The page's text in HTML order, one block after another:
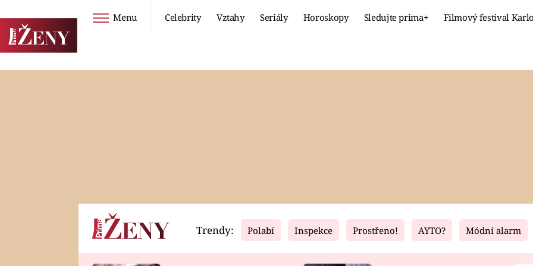
Menu Celebrity Vztahy Seriály Horoskopy Sledujte prima+ Filmový festival
Horoskopy Video Fresh Living
Trendy: Polabí Inspekce Prostřeno! AYTO? Módní alarm